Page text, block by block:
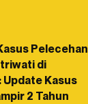
Pelecehan
di
Kasus
2 Tahun